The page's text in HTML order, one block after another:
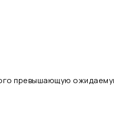
превышающую